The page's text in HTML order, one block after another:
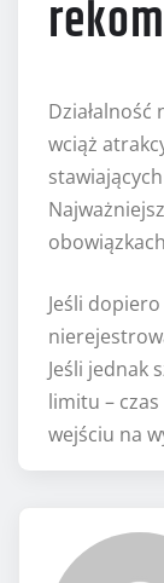
wciąż
Jeśli
Jeśli jednak
limitu –
wejściu na